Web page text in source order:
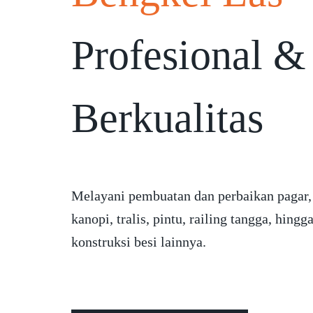
Profesional &
Berkualitas
Melayani pembuatan dan perbaikan pagar,
kanopi, tralis, pintu, railing tangga, hingga
konstruksi besi lainnya.